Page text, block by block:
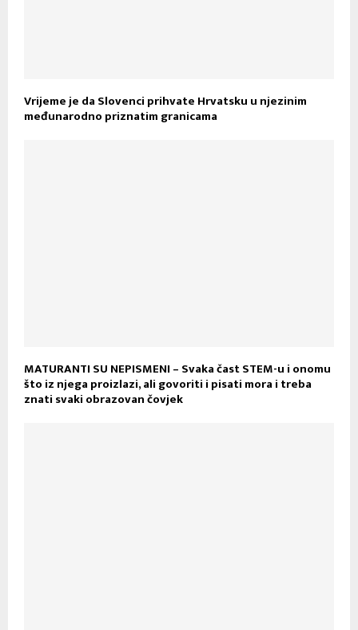
Vrijeme je da Slovenci prihvate Hrvatsku u njezinim
međunarodno priznatim granicama
MATURANTI SU NEPISMENI – Svaka čast STEM-u i onomu
što iz njega proizlazi, ali govoriti i pisati mora i treba
znati svaki obrazovan čovjek